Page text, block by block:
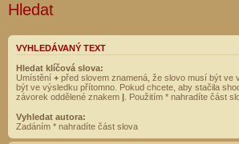
Hledat
VYHLEDÁVANÝ TEXT
Hledat klíčová slova:
Umístění + před slovem znamená, že slovo musí být ve
být ve výsledku přítomno. Pokud chcete, aby stačila
závorek oddělené znakem | . Použitím * nahradíte část
Vyhledat autora:
Zadáním * nahradíte část slova